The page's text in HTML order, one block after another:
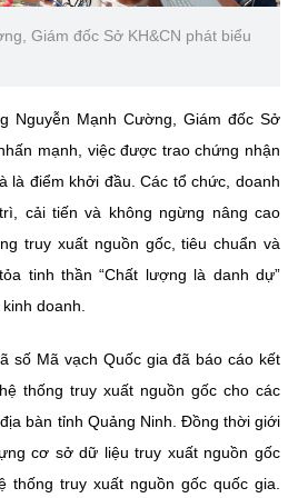
Giám đốc Sở KH&CN phát biểu
Nguyễn Mạnh Cường, Giám đốc Sở
mạnh, việc được trao chứng nhận
là điểm khởi đầu. Các tổ chức, doanh
cải tiến và không ngừng nâng cao
truy xuất nguồn gốc, tiêu chuẩn và
tinh thần “Chất lượng là danh dự”
doanh.
số Mã vạch Quốc gia đã báo cáo kết
thống truy xuất nguồn gốc cho các
bàn tỉnh Quảng Ninh. Đồng thời giới
cơ sở dữ liệu truy xuất nguồn gốc
thống truy xuất nguồn gốc quốc gia.